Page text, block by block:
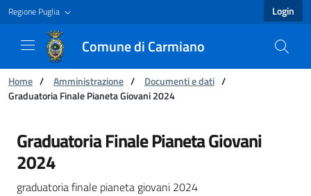
Regione Puglia Login
Comune di Carmiano
You are:
Home / Amministrazione / Documenti e dati /
Graduatoria Finale Pianeta Giovani 2024
Graduatoria Finale Pianeta Giovani 2024 -
Graduatoria Finale Pianeta Giovani
2024
graduatoria finale pianeta giovani 2024